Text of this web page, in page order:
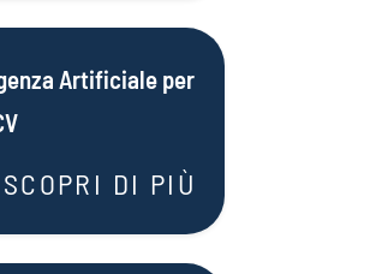
Artificiale per
SCOPRI DI PIÙ